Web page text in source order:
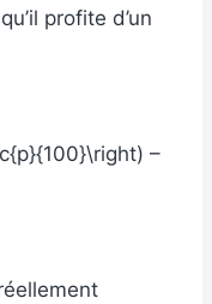
profite d’un
–